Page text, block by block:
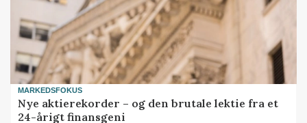
MARKEDSFOKUS
Nye aktierekorder – og den brutale lektie fra et
24-årigt finansgeni